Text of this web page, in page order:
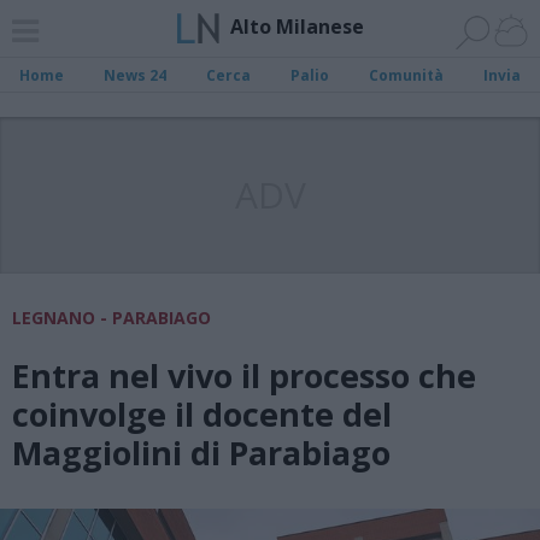
Alto Milanese
Home News 24 Cerca Palio Comunità Invia
LEGNANO - PARABIAGO
Entra nel vivo il processo che
coinvolge il docente del
Maggiolini di Parabiago